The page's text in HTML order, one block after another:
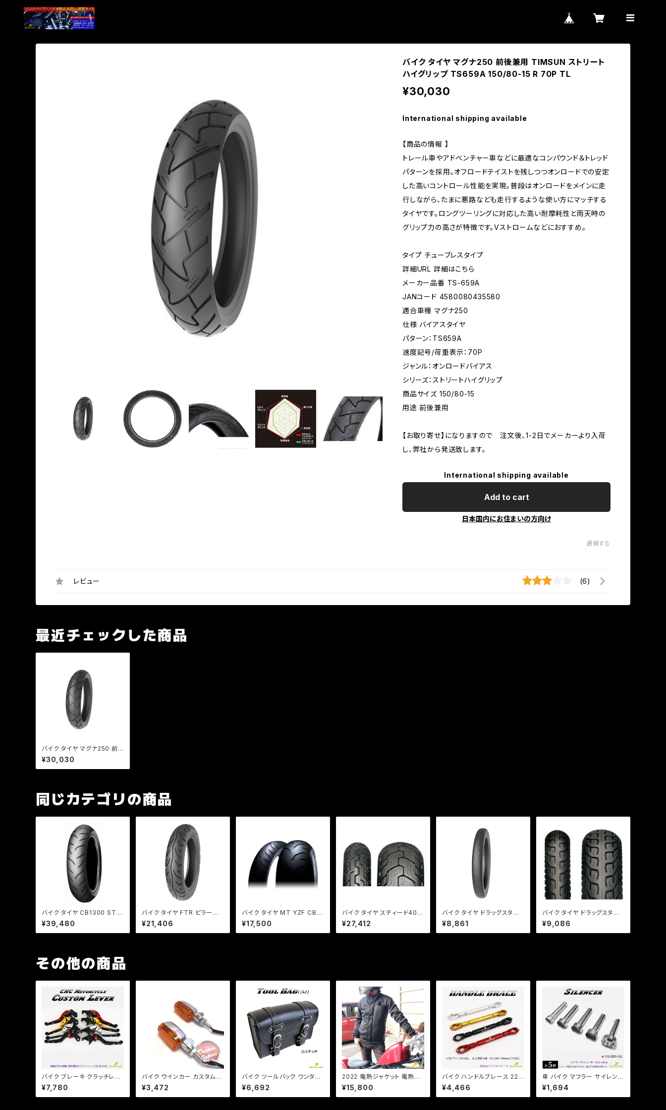
バイク タイヤ マグナ250 前後兼用 TIMSUN ストリート
ハイグリップ TS659A 150/80-15 R 70P TL
¥30,030
International shipping available
【商品の情報 】
トレール車やアドベンチャー車などに最適なコンパウンド＆トレッド
パターンを採用。オフロードテイストを残しつつオンロードでの安定
した高いコントロール性能を実現。普段はオンロードをメインに走
行しながら、たまに悪路なども走行するような使い方にマッチする
タイヤです。ロングツーリングに対応した高い耐摩耗性と雨天時の
グリップ力の高さが特徴です。Vストロームなどにおすすめ。
タイプ チューブレスタイプ
詳細URL 詳細はこちら
メーカー品番 TS-659A
JANコード 4580080435580
適合車種 マグナ250
仕様 バイアスタイヤ
パターン：TS659A
速度記号/荷重表示：70P
ジャンル：オンロードバイアス
シリーズ：ストリートハイグリップ
商品サイズ 150/80-15
用途 前後兼用
【お取り寄せ】になりますので 注文後、1-2日でメーカーより入荷
し、弊社から発送致します。
International shipping available
Add to cart
日本国内にお住まいの方向け
通報する
レビュー (6)
最近チェックした商品
バイク タイヤ マグナ250 前
後兼用 TIMSUN ストリート
ハイグリップ TS659A 150/8
0-15 R 70P TL
¥30,030
同じカテゴリの商品
バイク タイヤ CB1300 ST C
BR600RR YZF-R6 / DUNL
OP（ダンロップ）/ROADSMA
RTII [ 180/55ZR17] R 73
¥39,480
バイク タイヤ FTR ビラーゴ
TIMSUN / ストリートハイグ
リップ TS689F 100/90-19
F 57S TL
¥21,406
バイク タイヤ MT YZF CB
ゼファー フロント用/ iRC（ア
イアールシー）RMC810 [ 12
0/70ZR17 ] F 58W TL【取
¥17,500
バイク タイヤ スティード400
ドラッグスター400 リア用/ K
abuki D404 170/80-15R7
7S WT
¥27,412
バイク タイヤ ドラッグスター2
50 フロント用 TIMSUN (テ
ィムソン) / TS615 80/100-1
8 F 47P WT
¥8,861
バイク タイヤ ドラッグスター2
50 フロント用 純正タイヤ / I
RC NF27 80/100-18 F 47
P WT
¥9,086
その他の商品
バイク ブレーキ クラッチレバ
ー 左右セット ヤマハ カワサキ
YZF XJR ZXR ZZR 他 【a3
80】 可倒&角度&伸縮 調整機
¥7,780
バイク ウインカー カスタムウ
インカー ver.1 【シルバー/オ
レンジレンズ】 汎用 2個セット
CB/XJR/Z/ゼファー/バリオ
¥3,472
バイク ツールバック ワンタッ
チ型 内ポケット付!(白ステッ
チ) (5L)ブラック ツールバッグ
合皮【Dream-Japanオリジ
¥6,692
2022 電熱ジャケット 電熱服
バイク バイクジャケット ヒー
タージャケット インナージャケ
ット 17W インナー QC USB
¥15,800
バイク ハンドルブレース 22π
長さ調整、アクセサリー装着
可能/ 全長260mm-300mm
/ モンキー / エイプ / CB / XJ
¥4,466
車 バイク マフラー サイレンサ
ー インナー バッフル 消音 長
さ140mm 直径【35 42 45 4
8 60mm 】【即納可能】 音量
¥1,694